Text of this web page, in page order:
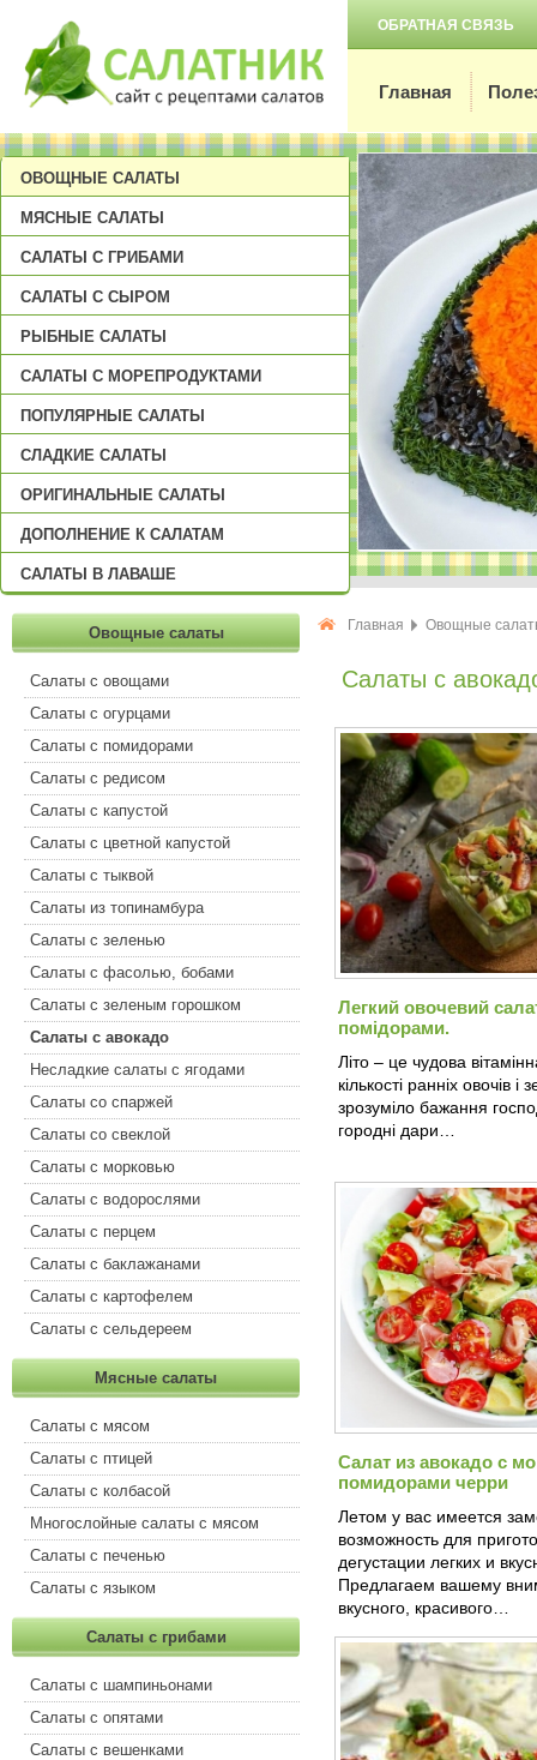
ОБРАТНАЯ СВЯЗЬ
Главная
ОВОЩНЫЕ САЛАТЫ
МЯСНЫЕ САЛАТЫ
САЛАТЫ С ГРИБАМИ
САЛАТЫ С СЫРОМ
РЫБНЫЕ САЛАТЫ
САЛАТЫ С МОРЕПРОДУКТАМИ
ПОПУЛЯРНЫЕ САЛАТЫ
СЛАДКИЕ САЛАТЫ
ОРИГИНАЛЬНЫЕ САЛАТЫ
ДОПОЛНЕНИЕ К САЛАТАМ
САЛАТЫ В ЛАВАШЕ
Овощные салаты
Салаты с овощами
Салаты с огурцами
Салаты с помидорами
Салаты с редисом
Салаты с капустой
Салаты с цветной капустой
Салаты с тыквой
Салаты из топинамбура
Салаты с зеленью
Салаты с фасолью, бобами
Салаты с зеленым горошком
Салаты с авокадо
Несладкие салаты с ягодами
Салаты со спаржей
Салаты со свеклой
Салаты с морковью
Салаты с водорослями
Салаты с перцем
Салаты с баклажанами
Салаты с картофелем
Салаты с сельдереем
Мясные салаты
Салаты с мясом
Салаты с птицей
Салаты с колбасой
Многослойные салаты с мясом
Салаты с печенью
Салаты с языком
Салаты с грибами
Салаты с шампиньонами
Салаты с опятами
Салаты с вешенками
Главная Овощные
Салаты с
Легкий овочевий
помідорами.
Літо – це чудова
кількості ранніх овочів і
зрозуміло бажання
городні дари…
Салат из авокадо с
помидорами черри
Летом у вас имеется
возможность для
дегустации легких и
Предлагаем вашему
вкусного, красивого…